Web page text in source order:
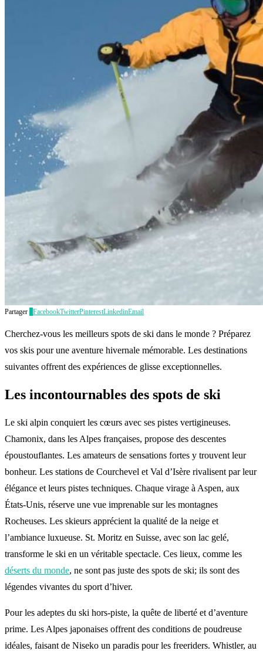
Partager FacebookTwitterPinterestLinkedinEmail
Cherchez-vous les meilleurs spots de ski dans le monde ? Préparez
vos skis pour une aventure hivernale mémorable. Les destinations
suivantes offrent des expériences de glisse exceptionnelles.
Les incontournables des spots de ski
Le ski alpin conquiert les cœurs avec ses pistes vertigineuses.
Chamonix, dans les Alpes françaises, propose des descentes
époustouflantes. Les amateurs de sensations fortes y trouvent leur
bonheur. Les stations de Courchevel et Val d’Isère rivalisent par leur
élégance et leurs pistes techniques. Chaque virage à Aspen, aux
États-Unis, réserve une vue imprenable sur les montagnes
Rocheuses. Les skieurs apprécient la qualité de la neige et
l’ambiance luxueuse. St. Moritz en Suisse, avec son lac gelé,
transforme le ski en un véritable spectacle. Ces lieux, comme les
déserts du monde, ne sont pas juste des spots de ski; ils sont des
légendes vivantes du sport d’hiver.
Pour les adeptes du ski hors-piste, la quête de liberté et d’aventure
prime. Les Alpes japonaises offrent des conditions de poudreuse
idéales, faisant de Niseko un paradis pour les freeriders. Whistler, au